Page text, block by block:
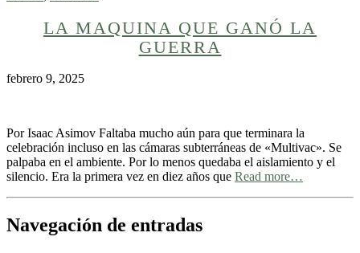
LA MAQUINA QUE GANÓ LA
GUERRA
febrero 9, 2025
Por Isaac Asimov Faltaba mucho aún para que terminara la
celebración incluso en las cámaras subterráneas de «Multivac». Se
palpaba en el ambiente. Por lo menos quedaba el aislamiento y el
silencio. Era la primera vez en diez años que Read more…
Navegación de entradas